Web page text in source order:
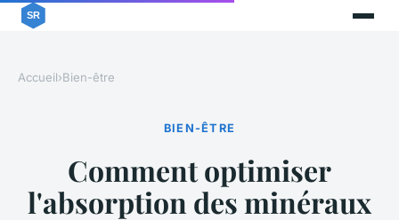
Accueil›Bien-être
BIEN-ÊTRE
Comment optimiser
l'absorption des minéraux